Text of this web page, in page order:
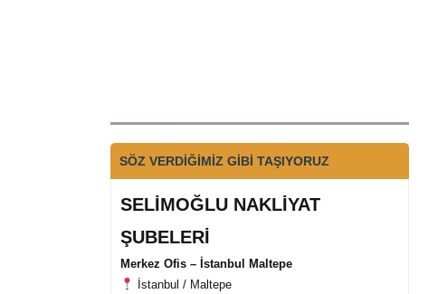
SÖZ VERDİĞİMİZ GİBİ TAŞIYORUZ
SELİMOĞLU NAKLİYAT
ŞUBELERİ
Merkez Ofis – İstanbul Maltepe
İstanbul / Maltepe